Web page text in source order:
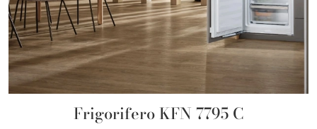
Frigorifero KFN 7795 C